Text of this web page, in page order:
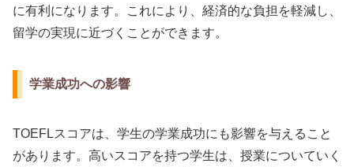
に有利になります。これにより、経済的な負担を軽減し、
留学の実現に近づくことができます。
学業成功への影響
TOEFLスコアは、学生の学業成功にも影響を与えること
があります。高いスコアを持つ学生は、授業についていく